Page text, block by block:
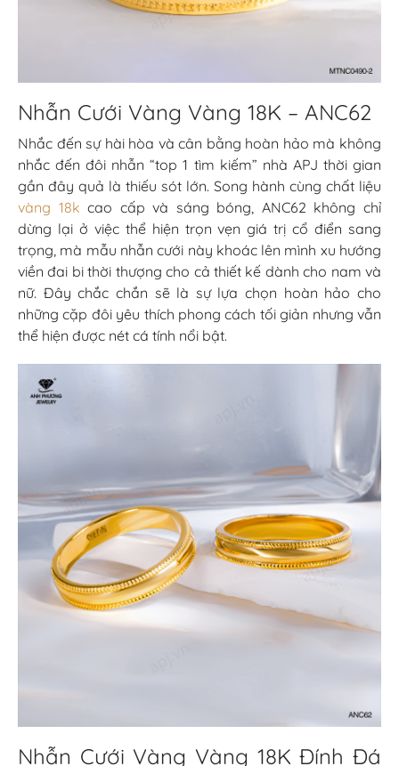
Nhẫn Cưới Vàng Vàng 18K – ANC62
Nhắc đến sự hài hòa và cân bằng hoàn hảo mà không
nhắc đến đôi nhẫn “top 1 tìm kiếm” nhà APJ thời gian
gần đây quả là thiếu sót lớn. Song hành cùng chất liệu
vàng 18k cao cấp và sáng bóng, ANC62 không chỉ
dừng lại ở việc thể hiện trọn vẹn giá trị cổ điển sang
trọng, mà mẫu nhẫn cưới này khoác lên mình xu hướng
viền đai bi thời thượng cho cả thiết kế dành cho nam và
nữ. Đây chắc chắn sẽ là sự lựa chọn hoàn hảo cho
những cặp đôi yêu thích phong cách tối giản nhưng vẫn
thể hiện được nét cá tính nổi bật.
Nhẫn Cưới Vàng Vàng 18K Đính Đá